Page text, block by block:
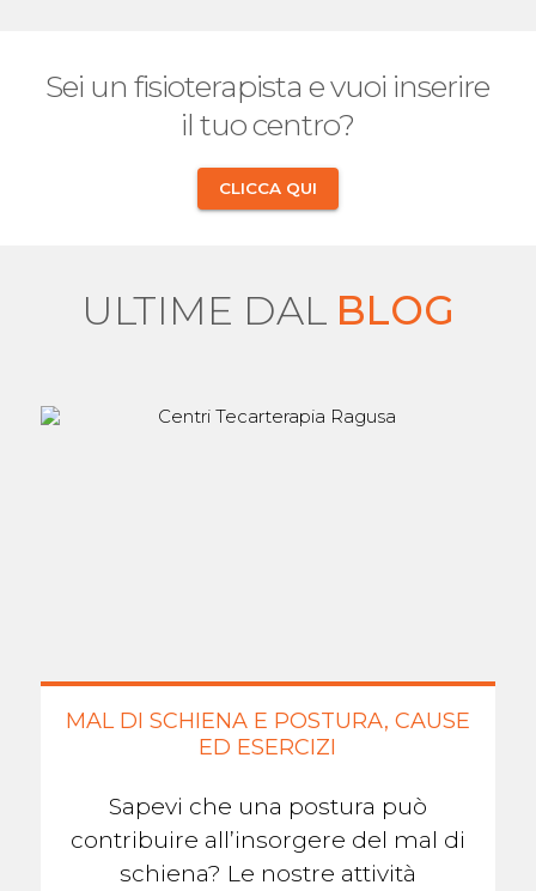
Sei un fisioterapista e vuoi inserire
il tuo centro?
CLICCA QUI
ULTIME DAL BLOG
MAL DI SCHIENA E POSTURA, CAUSE
ED ESERCIZI
Sapevi che una postura può
contribuire all’insorgere del mal di
schiena? Le nostre attività